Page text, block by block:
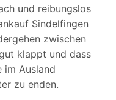
und reibungslos
Sindelfingen
zwischen
klappt und dass
im Ausland
zu enden.